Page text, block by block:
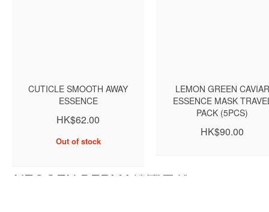
CUTICLE SMOOTH AWAY
ESSENCE
HK$62.00
Out of stock
LEMON GREEN CAVIAR
ESSENCE MASK
PACK (5PCS)
HK$90.00
NEOGEN DERMA韓國天然